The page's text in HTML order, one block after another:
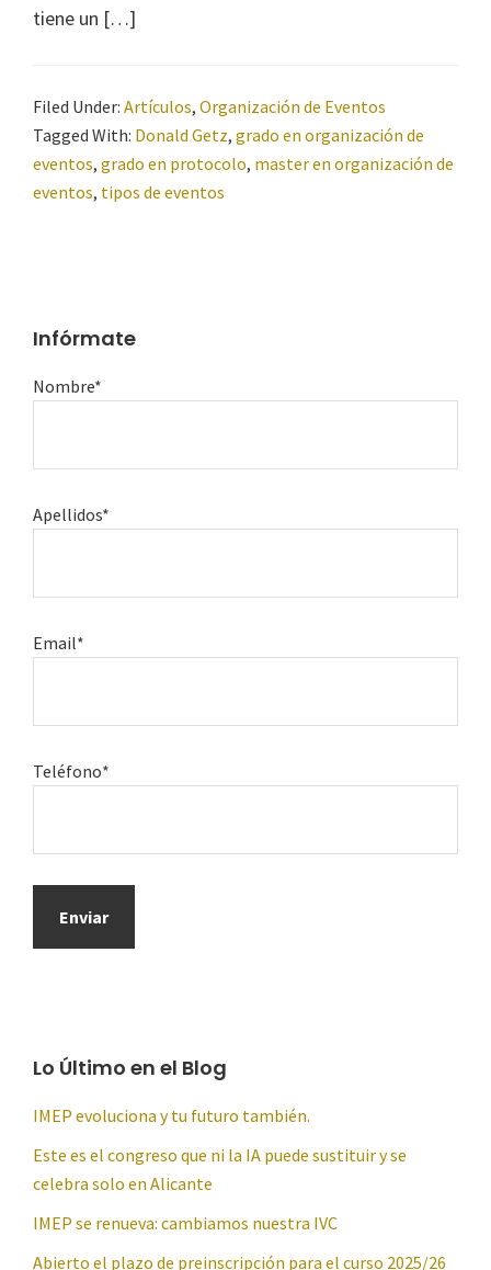
tiene un […]
Filed Under: Artículos, Organización de Eventos
Tagged With: Donald Getz, grado en organización de
eventos, grado en protocolo, master en organización de
eventos, tipos de eventos
Infórmate
Nombre*
Apellidos*
Email*
Teléfono*
Lo Último en el Blog
IMEP evoluciona y tu futuro también.
Este es el congreso que ni la IA puede sustituir y se
celebra solo en Alicante
IMEP se renueva: cambiamos nuestra IVC
Abierto el plazo de preinscripción para el curso 2025/26